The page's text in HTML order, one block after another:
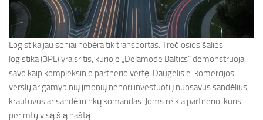
Logistika jau seniai nebėra tik transportas. Trečiosios šalies
logistika (3PL) yra sritis, kurioje „Delamode Baltics“ demonstruoja
savo kaip kompleksinio partnerio vertę. Daugelis e. komercijos
verslų ar gamybinių įmonių nenori investuoti į nuosavus sandėlius,
krautuvus ar sandėlininkų komandas. Joms reikia partnerio, kuris
perimtų visą šią naštą.